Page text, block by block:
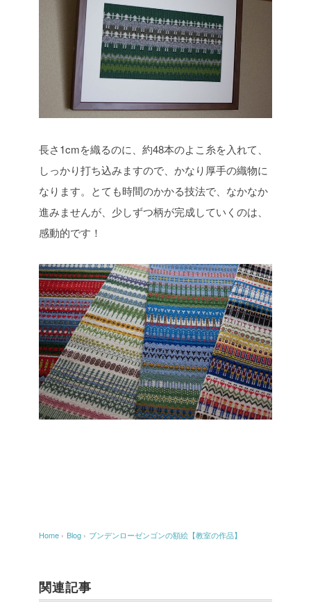
長さ1cmを織るのに、約48本のよこ糸を入れて、
しっかり打ち込みますので、かなり厚手の織物に
なります。とても時間のかかる技法で、なかなか
進みませんが、少しずつ柄が完成していくのは、
感動的です！
Home › Blog › ブンデンローゼンゴンの額絵【教室の作品】
関連記事